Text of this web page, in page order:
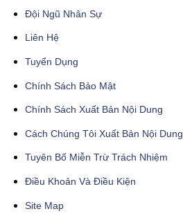
Đội Ngũ Nhân Sự
Liên Hệ
Tuyển Dụng
Chính Sách Bảo Mật
Chính Sách Xuất Bản Nội Dung
Cách Chúng Tôi Xuất Bản Nội Dung
Tuyên Bố Miễn Trừ Trách Nhiệm
Điều Khoản Và Điều Kiện
Site Map